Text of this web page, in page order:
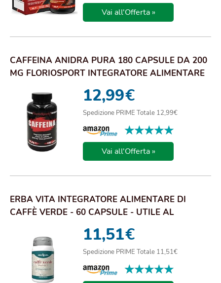
Vai all'Offerta »
CAFFEINA ANIDRA PURA 180 CAPSULE DA 200
MG FLORIOSPORT INTEGRATORE ALIMENTARE
12,99€
Spedizione PRIME Totale 12,99€
★★★★★
★★★★★
Vai all'Offerta »
ERBA VITA INTEGRATORE ALIMENTARE DI
CAFFÈ VERDE - 60 CAPSULE - UTILE AL
11,51€
Spedizione PRIME Totale 11,51€
★★★★★
★★★★★